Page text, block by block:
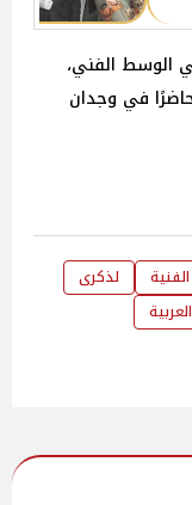
الوسط الفني،
في وجدان
لذكرى